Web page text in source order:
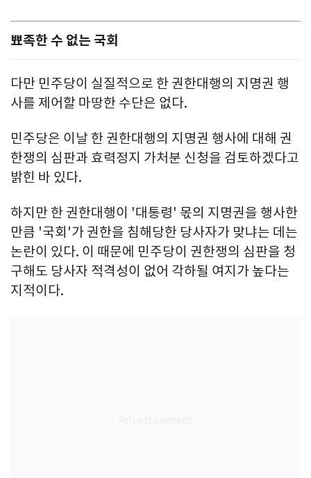
뾰족한 수 없는 국회
다만 민주당이 실질적으로 한 권한대행의 지명권 행
사를 제어할 마땅한 수단은 없다.
민주당은 이날 한 권한대행의 지명권 행사에 대해 권
한쟁의 심판과 효력정지 가처분 신청을 검토하겠다고
밝힌 바 있다.
하지만 한 권한대행이 '대통령' 몫의 지명권을 행사한
만큼 '국회'가 권한을 침해당한 당사자가 맞냐는 데는
논란이 있다. 이 때문에 민주당이 권한쟁의 심판을 청
구해도 당사자 적격성이 없어 각하될 여지가 높다는
지적이다.